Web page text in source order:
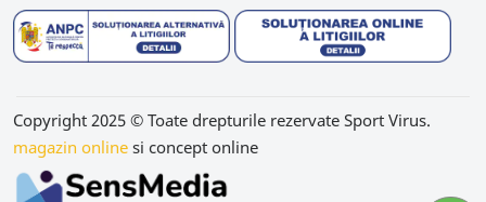
Copyright 2025 © Toate drepturile rezervate Sport Virus.
magazin online si concept online